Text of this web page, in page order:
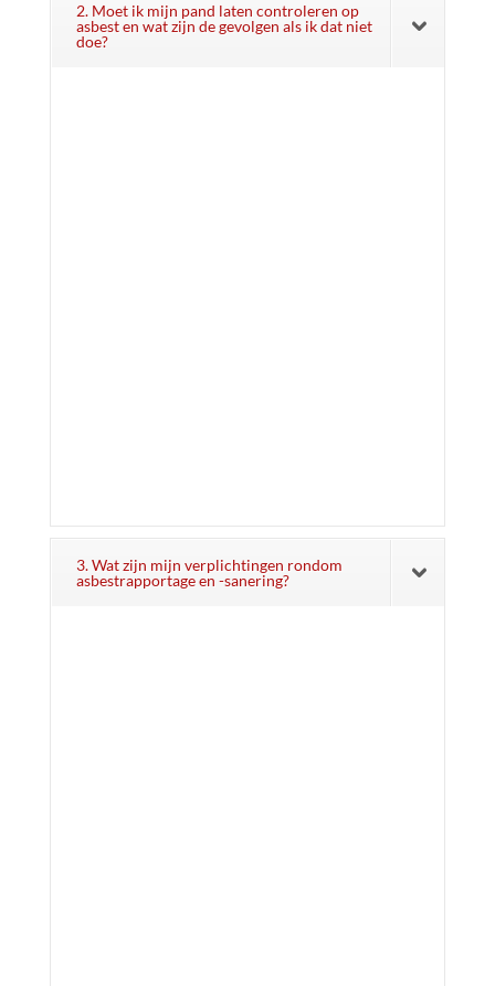
2. Moet ik mijn pand laten controleren op
asbest en wat zijn de gevolgen als ik dat niet
doe?
3. Wat zijn mijn verplichtingen rondom
asbestrapportage en -sanering?